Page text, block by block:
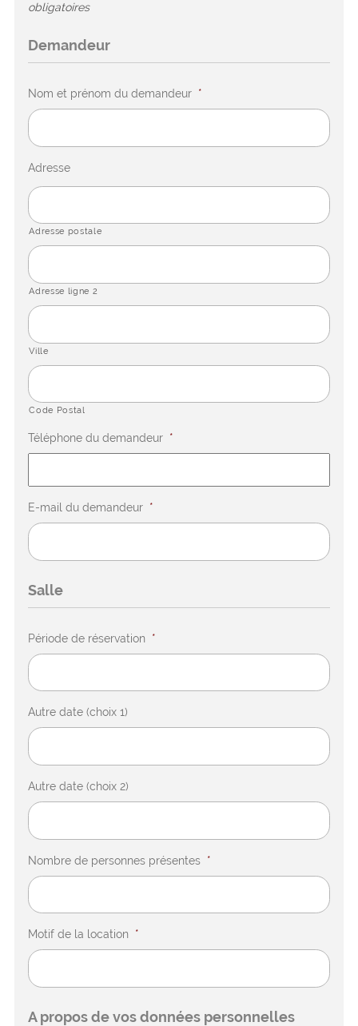
obligatoires
Demandeur
Nom et prénom du demandeur *
Adresse
Adresse postale
Adresse ligne 2
Ville
Code Postal
Téléphone du demandeur *
E-mail du demandeur *
Salle
Période de réservation *
Autre date (choix 1)
Autre date (choix 2)
Nombre de personnes présentes *
Motif de la location *
A propos de vos données personnelles